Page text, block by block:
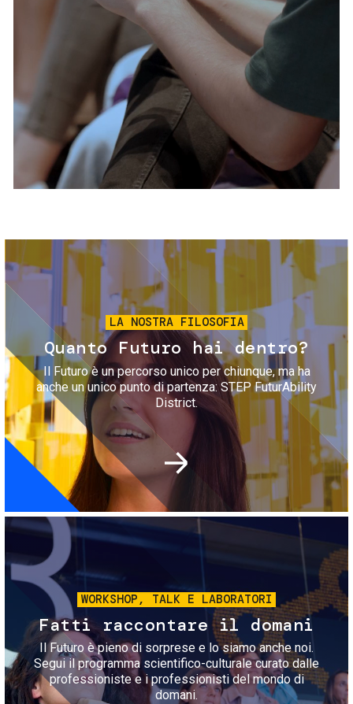
Servizi e accessibilità
Biglietti
Immagine
LA NOSTRA FILOSOFIA
Quanto Futuro hai dentro?
Il Futuro è un percorso unico per chiunque, ma ha
anche un unico punto di partenza: STEP FuturAbility
District.
Immagine
WORKSHOP, TALK E LABORATORI
Fatti raccontare il domani
Il Futuro è pieno di sorprese e lo siamo anche noi.
Segui il programma scientifico-culturale curato dalle
professioniste e i professionisti del mondo di
domani.